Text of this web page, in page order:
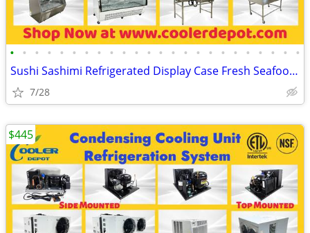
• • • • • • • • • • • • • • • • • • • • • • • •
Sushi Sashimi Refrigerated Display Case Fresh Seafood Showcase Fish Cl
7/28
$445